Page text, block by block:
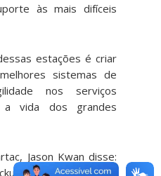
às mais difíceis
estações é criar
sistemas de
nos serviços
a vida dos grandes
Jason Kwan disse:
tem um histórico